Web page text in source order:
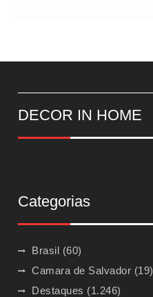
DECOR IN HOME
Categorias
Brasil (60)
Camara de Salvador (19)
Destaques (1.246)